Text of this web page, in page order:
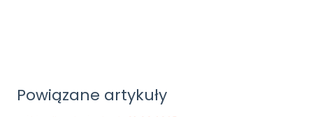
Powiązane artykuły